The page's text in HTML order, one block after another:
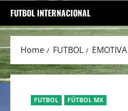
FUTBOL INTERNACIONAL
Home FUTBOL
FUTBOL FÚTBOL MX